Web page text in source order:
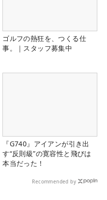
ゴルフの熱狂を、つくる仕
事。｜スタッフ募集中
『G740』アイアンが引き出
す“反則級”の寛容性と飛びは
本当だった！
Recommended by